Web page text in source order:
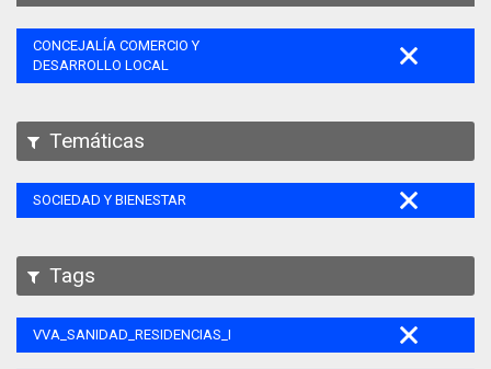
CONCEJALÍA COMERCIO Y
DESARROLLO LOCAL
Temáticas
SOCIEDAD Y BIENESTAR
Tags
VVA_SANIDAD_RESIDENCIAS_MAYORES_105